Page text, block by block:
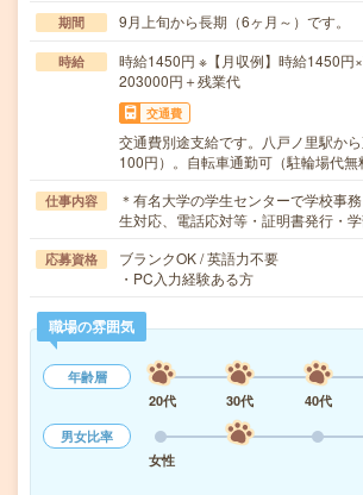
期間 9月上旬から長期（6ヶ月～）です。
時給
時給1450円 ※【月収例】時給1450円
203000円＋残業代
交通費
交通費別途支給です。八戸ノ里駅か
100円）。自転車通勤可（駐輪場代無
仕事内容
＊有名大学の学生センターで学校事
生対応、電話応対等・証明書発行・
応募資格
ブランクOK / 英語力不要
・PC入力経験ある方
職場の雰囲気
年齢層
20代
30代 40代
男女比率
女性